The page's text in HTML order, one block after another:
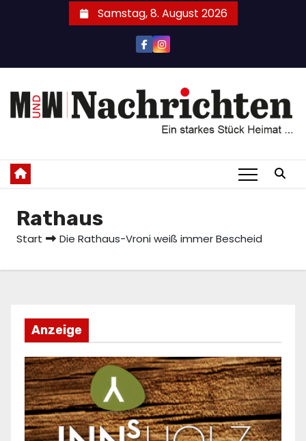
Samstag, 8. August 2026
Rathaus
Start Die Rathaus-Vroni weiß immer Bescheid
Anzeige